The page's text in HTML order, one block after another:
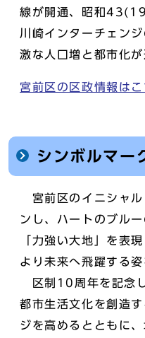
線が開通、昭和
川崎インターチェン
激な人口増と都市化が
宮前区の区政情報はこ
シンボルマー
宮前区のイニシャル
ンし、ハートのブル
「力強い大地」を表
より未来へ飛躍する
区制10周年を記念
都市生活文化を創造
ジを高めるとともに